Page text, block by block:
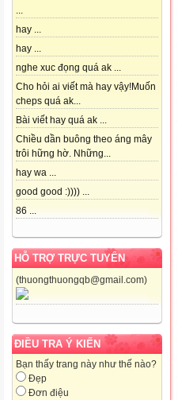
...
hay ...
hay ...
nghe xuc đọng quá ak ...
Cho hỏi ai viết mà hay vậy!Muốn
cheps quá ak...
Bài viết hay quá ak ...
Chiều dần buông theo áng mây
trôi hững hờ. Những...
hay wa ...
good good :)))) ...
86 ...
HỖ TRỢ TRỰC TUYẾN
(thuongthuongqb@gmail.com)
ĐIỀU TRA Ý KIẾN
Bạn thấy trang này như thế nào?
Đẹp
Đơn điệu